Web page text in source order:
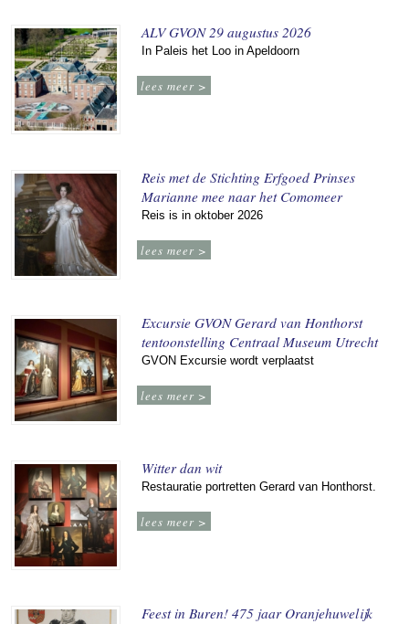
ALV GVON 29 augustus 2026
In Paleis het Loo in Apeldoorn
lees meer >
Reis met de Stichting Erfgoed Prinses
Marianne mee naar het Comomeer
Reis is in oktober 2026
lees meer >
Excursie GVON Gerard van Honthorst
tentoonstelling Centraal Museum Utrecht
GVON Excursie wordt verplaatst
lees meer >
Witter dan wit
Restauratie portretten Gerard van Honthorst.
lees meer >
Feest in Buren! 475 jaar Oranjehuwelijk